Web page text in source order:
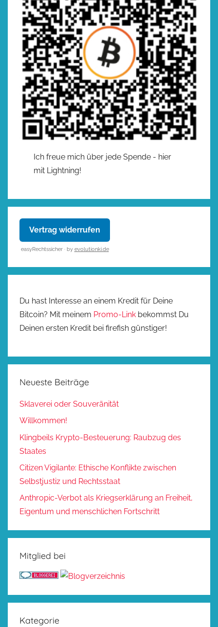
Ich freue mich über jede Spende - hier
mit Lightning!
Vertrag widerrufen
easyRechtssicher · by evolutionki.de
Du hast Interesse an einem Kredit für Deine
Bitcoin? Mit meinem Promo-Link bekommst Du
Deinen ersten Kredit bei firefish günstiger!
Neueste Beiträge
Sklaverei oder Souveränität
Willkommen!
Klingbeils Krypto-Besteuerung: Raubzug des
Staates
Citizen Vigilante: Ethische Konflikte zwischen
Selbstjustiz und Rechtsstaat
Anthropic-Verbot als Kriegserklärung an Freiheit,
Eigentum und menschlichen Fortschritt
Mitglied bei
Kategorie